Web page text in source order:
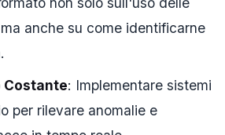
anche su come identificarne
Costante: Implementare sistemi
per rilevare anomalie e